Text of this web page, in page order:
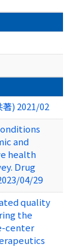
) 2021/02
and
health
Drug
04/29
quality
the
center